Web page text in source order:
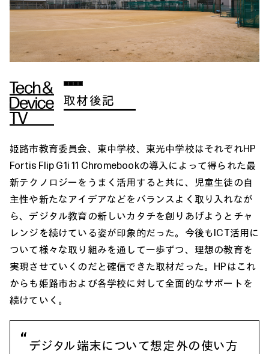
取材後記
姫路市教育委員会、東中学校、東光中学校はそれぞれHP
Fortis Flip G1i 11 Chromebookの導入によって得られた最
新テクノロジーをうまく活用すると共に、児童生徒の自
主性や新たなアイデアなどをバランスよく取り入れなが
ら、デジタル教育の新しいカタチを創りあげようとチャ
レンジを続けている姿が印象的だった。今後もICT活用に
ついて様々な取り組みを通して一歩ずつ、理想の教育を
実現させていくのだと確信できた取材だった。HPはこれ
からも姫路市および各学校に対して全面的なサポートを
続けていく。
デジタル端末について想定外の使い方